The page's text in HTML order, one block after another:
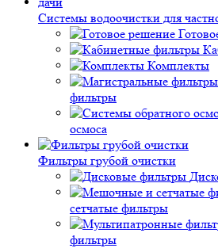
Системы водоочистки для
Комплекты
фильтры
осмоса
Фильтры грубой очистки
сетчатые фильтры
фильтры